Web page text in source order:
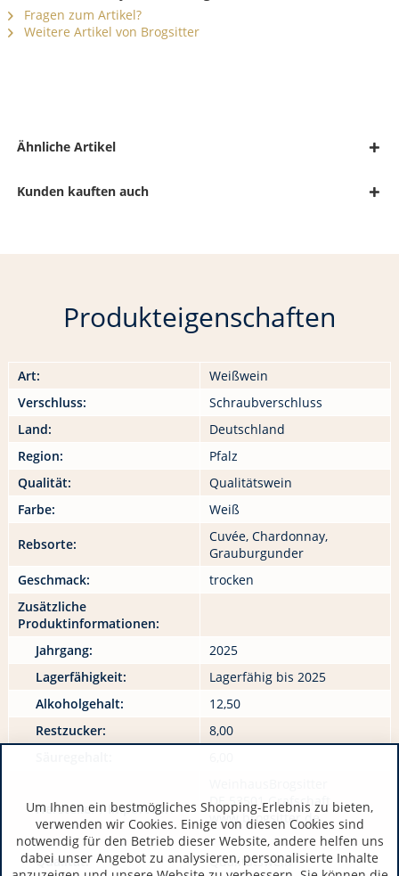
Fragen zum Artikel?
Weitere Artikel von Brogsitter
Ähnliche Artikel
Kunden kauften auch
Produkteigenschaften
Art:
Weißwein
Verschluss:
Schraubverschluss
Land:
Deutschland
Region:
Pfalz
Qualität:
Qualitätswein
Farbe:
Weiß
Rebsorte:
Cuvée, Chardonnay,
Grauburgunder
Geschmack:
trocken
Zusätzliche
Produktinformationen:
Jahrgang:
2025
Lagerfähigkeit:
Lagerfähig bis 2025
Alkoholgehalt:
12,50
Restzucker:
8,00
Hersteller / Importeur:
DE 53501 Grafschaft
www.brogsitter.de
Qualität: Qualitätswein
Um Ihnen ein bestmögliches Shopping-Erlebnis zu bieten,
verwenden wir Cookies. Einige von diesen Cookies sind
notwendig für den Betrieb dieser Website, andere helfen uns
dabei unser Angebot zu analysieren, personalisierte Inhalte